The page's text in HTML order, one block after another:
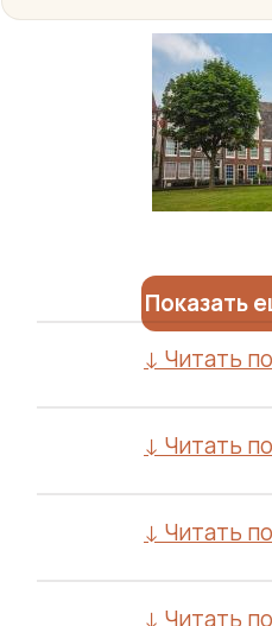
Показать
↓ Читать
↓ Читать
↓ Читать
↓ Читать